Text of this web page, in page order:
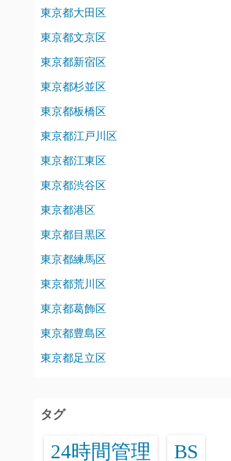
東京都大田区
東京都文京区
東京都新宿区
東京都杉並区
東京都板橋区
東京都江戸川区
東京都江東区
東京都渋谷区
東京都港区
東京都目黒区
東京都練馬区
東京都荒川区
東京都葛飾区
東京都豊島区
東京都足立区
タグ
24時間管理 BS